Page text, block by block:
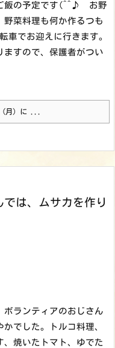
飯の予定です(^^♪ お野
菜料理も何か作るつも
車でお迎えに行きます。
ますので、保護者がつい
月）に ...
では、ムサカを作り
ボランティアのおじさん
でした。
トルコ料理、
、焼いたトマト、ゆでた